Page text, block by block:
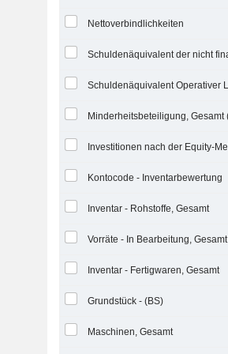
Nettoverbindlichkeiten
Kontocode - Inventarbewertung
Inventar - Rohstoffe, Gesamt
Vorräte - In Bearbeitung, Gesamt
Inventar - Fertigwaren, Gesamt
Grundstück - (BS)
Maschinen, Gesamt